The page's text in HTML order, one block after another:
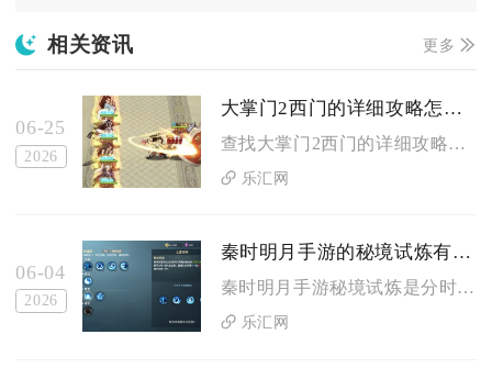
相关资讯 更多
06-25
2026
大掌门2西门的详细攻略怎么查找
查找大掌门2西门的详细攻略，核心是优先锁定极限培养、阵容搭配...
乐汇网
06-04
2026
秦时明月手游的秘境试炼有什么特点
秦时明月手游秘境试炼是分时开放、兵种策略绑定、星级进度驱动、...
乐汇网